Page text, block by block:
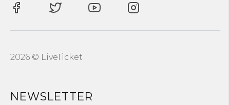
2026 © LiveTicket
NEWSLETTER